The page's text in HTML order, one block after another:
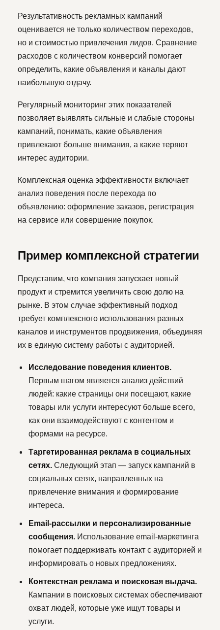
Результативность рекламных кампаний
оценивается не только количеством переходов,
но и стоимостью привлечения лидов. Сравнение
расходов с количеством конверсий помогает
определить, какие объявления и каналы дают
наибольшую отдачу.
Регулярный мониторинг этих показателей
позволяет выявлять сильные и слабые стороны
кампаний, понимать, какие объявления
привлекают больше внимания, а какие теряют
интерес аудитории.
Комплексная оценка эффективности включает
анализ поведения после перехода по
объявлению: оформление заказов, регистрация
на сервисе или совершение покупок.
Пример комплексной стратегии
Представим, что компания запускает новый
продукт и стремится увеличить свою долю на
рынке. В этом случае эффективный подход
требует комплексного использования разных
каналов и инструментов продвижения, объединяя
их в единую систему работы с аудиторией.
Исследование поведения клиентов.
Первым шагом является анализ действий
людей: какие страницы они посещают, какие
товары или услуги интересуют больше всего,
как они взаимодействуют с контентом и
формами на ресурсе.
Таргетированная реклама в социальных
сетях. Следующий этап — запуск кампаний в
социальных сетях, направленных на
привлечение внимания и формирование
интереса.
Email-рассылки и персонализированные
сообщения. Использование email-маркетинга
помогает поддерживать контакт с аудиторией и
информировать о новых предложениях.
Контекстная реклама и поисковая выдача.
Кампании в поисковых системах обеспечивают
охват людей, которые уже ищут товары и
услуги.